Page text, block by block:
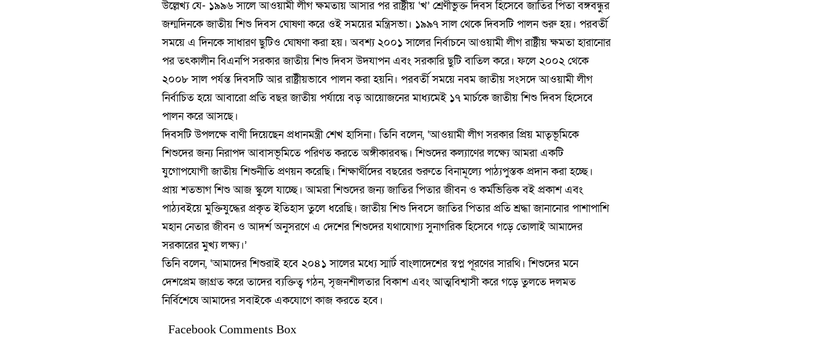
উল্লেখ্য যে- ১৯৯৬ সালে আওয়ামী লীগ ক্ষমতায় আসার পর রাষ্ট্রীয় ‘খ’ শ্রেণীভুক্ত দিবস হিসেবে জাতির পিতা বঙ্গবন্ধুর
জন্মদিনকে জাতীয় শিশু দিবস ঘোষণা করে ওই সময়ের মন্ত্রিসভা। ১৯৯৭ সাল থেকে দিবসটি পালন শুরু হয়। পরবর্তী
সময়ে এ দিনকে সাধারণ ছুটিও ঘোষণা করা হয়। অবশ্য ২০০১ সালের নির্বাচনে আওয়ামী লীগ রাষ্ট্রীয় ক্ষমতা হারানোর
পর তৎকালীন বিএনপি সরকার জাতীয় শিশু দিবস উদযাপন এবং সরকারি ছুটি বাতিল করে। ফলে ২০০২ থেকে
২০০৮ সাল পর্যন্ত দিবসটি আর রাষ্ট্রীয়ভাবে পালন করা হয়নি। পরবর্তী সময়ে নবম জাতীয় সংসদে আওয়ামী লীগ
নির্বাচিত হয়ে আবারো প্রতি বছর জাতীয় পর্যায়ে বড় আয়োজনের মাধ্যমেই ১৭ মার্চকে জাতীয় শিশু দিবস হিসেবে
পালন করে আসছে।
দিবসটি উপলক্ষে বাণী দিয়েছেন প্রধানমন্ত্রী শেখ হাসিনা। তিনি বলেন, ‘আওয়ামী লীগ সরকার প্রিয় মাতৃভূমিকে
শিশুদের জন্য নিরাপদ আবাসভূমিতে পরিণত করতে অঙ্গীকারবদ্ধ। শিশুদের কল্যাণের লক্ষ্যে আমরা একটি
যুগোপযোগী জাতীয় শিশুনীতি প্রণয়ন করেছি। শিক্ষার্থীদের বছরের শুরুতে বিনামূল্যে পাঠ্যপুস্তক প্রদান করা হচ্ছে।
প্রায় শতভাগ শিশু আজ স্কুলে যাচ্ছে। আমরা শিশুদের জন্য জাতির পিতার জীবন ও কর্মভিত্তিক বই প্রকাশ এবং
পাঠ্যবইয়ে মুক্তিযুদ্ধের প্রকৃত ইতিহাস তুলে ধরেছি। জাতীয় শিশু দিবসে জাতির পিতার প্রতি শ্রদ্ধা জানানোর পাশাপাশি
মহান নেতার জীবন ও আদর্শ অনুসরণে এ দেশের শিশুদের যথাযোগ্য সুনাগরিক হিসেবে গড়ে তোলাই আমাদের
সরকারের মুখ্য লক্ষ্য।’
তিনি বলেন, ‘আমাদের শিশুরাই হবে ২০৪১ সালের মধ্যে স্মার্ট বাংলাদেশের স্বপ্ন পূরণের সারথি। শিশুদের মনে
দেশপ্রেম জাগ্রত করে তাদের ব্যক্তিত্ব গঠন, সৃজনশীলতার বিকাশ এবং আত্মবিশ্বাসী করে গড়ে তুলতে দলমত
নির্বিশেষে আমাদের সবাইকে একযোগে কাজ করতে হবে।
Facebook Comments Box